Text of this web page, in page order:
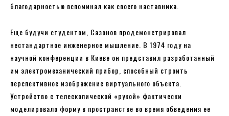
благодарностью вспоминал как своего наставника.
Еще будучи студентом, Сазонов продемонстрировал
нестандартное инженерное мышление. В 1974 году на
научной конференции в Киеве он представил разработанный
им электромеханический прибор, способный строить
перспективное изображение виртуального объекта.
Устройство с телескопической «рукой» фактически
моделировало форму в пространстве во время обведения ее